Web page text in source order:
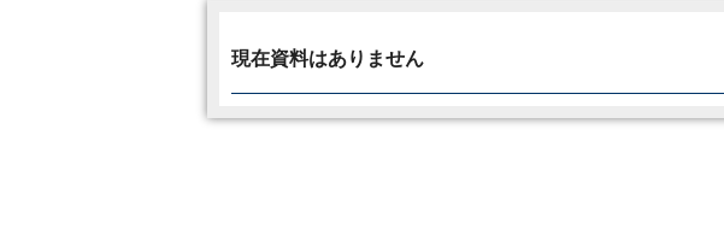
現在資料はありません